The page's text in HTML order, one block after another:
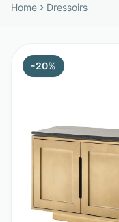
Home Dressoirs
-20%